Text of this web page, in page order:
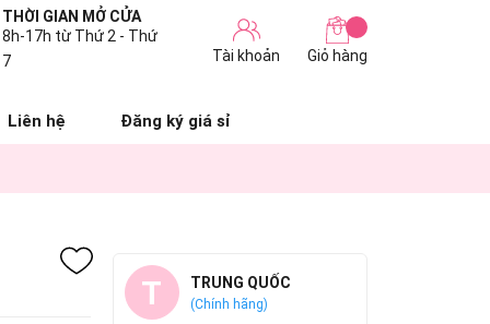
THỜI GIAN MỞ CỬA
8h-17h từ Thứ 2 - Thứ
7
Tài khoản Giỏ hàng
Liên hệ Đăng ký giá sỉ
T TRUNG QUỐC
(Chính hãng)